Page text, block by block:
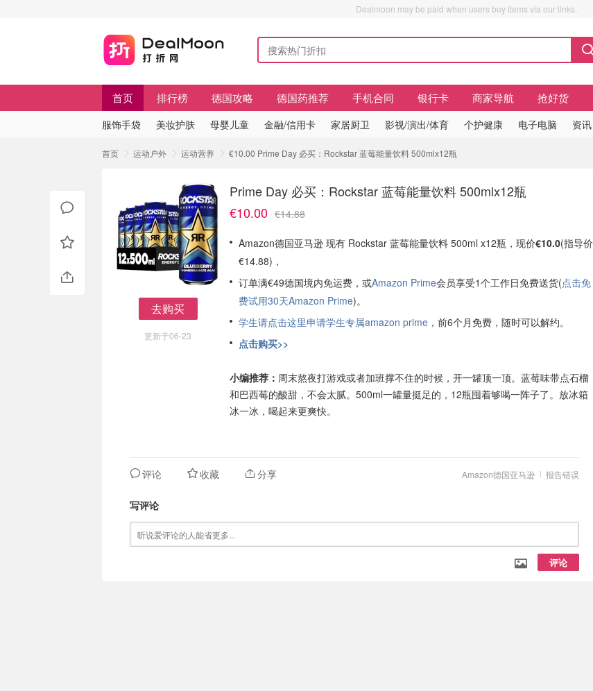
Dealmoon may be paid when users buy items via our links.
首页 排行榜 德国攻略 德国药推荐 手机合同 银行卡 商家导航 抢好货
服饰手袋 美妆护肤 母婴儿童 金融/信用卡 家居厨卫 影视/演出/体育 个护健康 电子电脑 资讯
首页 运动户外 运动营养 €10.00 Prime Day 必买：Rockstar 蓝莓能量饮料 500mlx12瓶
去购买
更新于06-23
Prime Day 必买：Rockstar 蓝莓能量饮料 500mlx12瓶
€10.00 €14.88
Amazon德国亚马逊 现有 Rockstar 蓝莓能量饮料 500ml x12瓶，现价€10.0(指导价
€14.88)，
订单满€49德国境内免运费，或Amazon Prime会员享受1个工作日免费送货(点击免
费试用30天Amazon Prime)。
学生请点击这里申请学生专属amazon prime ，前6个月免费，随时可以解约。
点击购买>>
小编推荐： 周末熬夜打游戏或者加班撑不住的时候，开一罐顶一顶。蓝莓味带点石榴
和巴西莓的酸甜，不会太腻。500ml一罐量挺足的，12瓶囤着够喝一阵子了。放冰箱
冰一冰，喝起来更爽快。
报告错误
Amazon德国亚马逊
评论 收藏 分享
写评论
评论